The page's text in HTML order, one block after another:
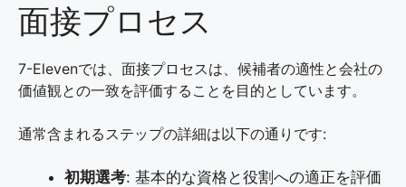
面接プロセス
7-Elevenでは、面接プロセスは、候補者の適性と会社の
価値観との一致を評価することを目的としています。
通常含まれるステップの詳細は以下の通りです:
初期選考: 基本的な資格と役割への適正を評価